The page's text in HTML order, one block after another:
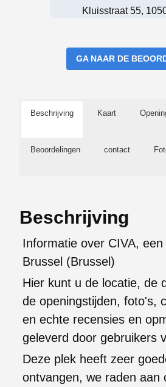
Kluisstraat 55,
GA NAAR DE
Beschrijving Kaart
Beoordelingen contact
Beschrijving
Informatie over CIVA,
Brussel (Brussel)
Hier kunt u de locatie, de
de openingstijden, foto's,
en echte recensies en
geleverd door gebruikers
Deze plek heeft zeer
ontvangen, we raden aan